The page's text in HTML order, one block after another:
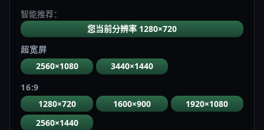
智能推荐：
您当前分辨率 1280×720
超宽屏
2560×1080
3440×1440
16:9
1280×720
1600×900
1920×1080
2560×1440